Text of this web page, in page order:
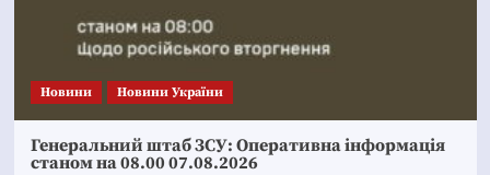
Новини Новини України
Генеральний штаб ЗСУ: Оперативна інформація
станом на 08.00 07.08.2026